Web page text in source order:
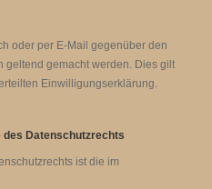
oder per E-Mail gegenüber den
geltend gemacht werden. Dies gilt
Einwilligungserklärung.
des Datenschutzrechts
ist die im